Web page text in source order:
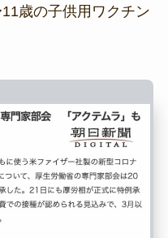
歳の子供用ワクチン